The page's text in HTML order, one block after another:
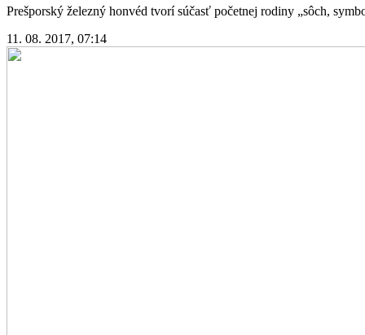
Prešporský železný honvéd tvorí súčasť početnej rodiny „sôch,
11. 08. 2017, 07:14